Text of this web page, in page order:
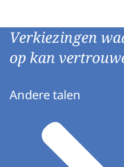
Verkiezingen
op kan
Andere talen